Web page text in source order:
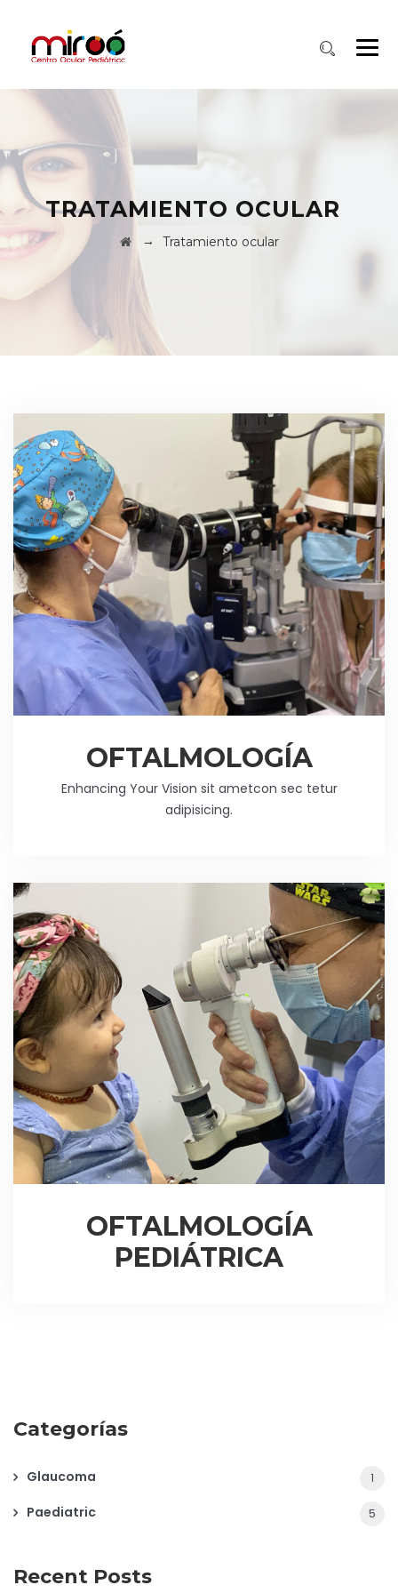
TRATAMIENTO OCULAR
→ Tratamiento ocular
OFTALMOLOGÍA
Enhancing Your Vision sit ametcon sec tetur
adipisicing.
OFTALMOLOGÍA
PEDIÁTRICA
Categorías
Glaucoma 1
Paediatric 5
Recent Posts